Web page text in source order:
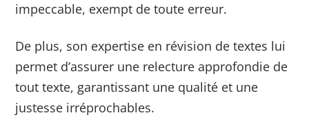
impeccable, exempt de toute erreur.
De plus, son expertise en révision de textes lui
permet d’assurer une relecture approfondie de
tout texte, garantissant une qualité et une
justesse irréprochables.